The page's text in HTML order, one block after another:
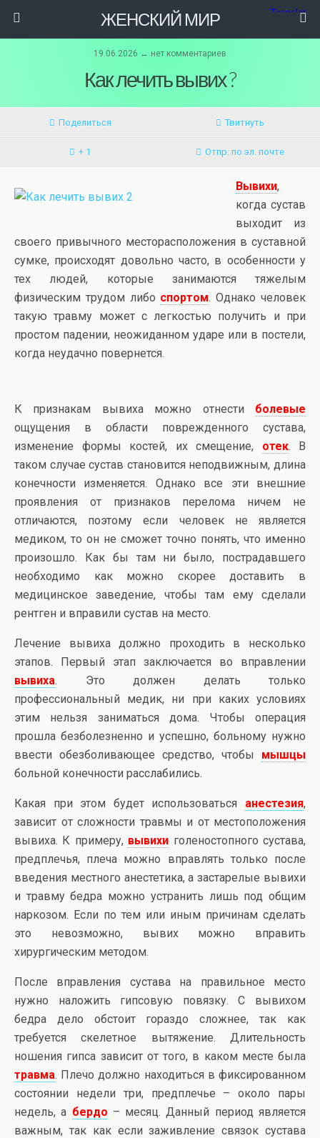
ЖЕНСКИЙ МИР
19.06.2026 ↔ нет комментариев
Как лечить вывих ?
Поделиться Твитнуть
+ 1 Отпр. по эл. почте
Вывихи,
когда сустав
выходит из
своего привычного месторасположения в суставной
сумке, происходят довольно часто, в особенности у
тех людей, которые занимаются тяжелым
физическим трудом либо спортом. Однако человек
такую травму может с легкостью получить и при
простом падении, неожиданном ударе или в постели,
когда неудачно повернется.
К признакам вывиха можно отнести болевые
ощущения в области поврежденного сустава,
изменение формы костей, их смещение, отек. В
таком случае сустав становится неподвижным, длина
конечности изменяется. Однако все эти внешние
проявления от признаков перелома ничем не
отличаются, поэтому если человек не является
медиком, то он не сможет точно понять, что именно
произошло. Как бы там ни было, пострадавшего
необходимо как можно скорее доставить в
медицинское заведение, чтобы там ему сделали
рентген и вправили сустав на место.
Лечение вывиха должно проходить в несколько
этапов. Первый этап заключается во вправлении
вывиха. Это должен делать только
профессиональный медик, ни при каких условиях
этим нельзя заниматься дома. Чтобы операция
прошла безболезненно и успешно, больному нужно
ввести обезболивающее средство, чтобы мышцы
больной конечности расслабились.
Какая при этом будет использоваться анестезия,
зависит от сложности травмы и от местоположения
вывиха. К примеру, вывихи голеностопного сустава,
предплечья, плеча можно вправлять только после
введения местного анестетика, а застарелые вывихи
и травму бедра можно устранить лишь под общим
наркозом. Если по тем или иным причинам сделать
это невозможно, вывих можно вправить
хирургическим методом.
После вправления сустава на правильное место
нужно наложить гипсовую повязку. С вывихом
бедра дело обстоит гораздо сложнее, так как
требуется скелетное вытяжение. Длительность
ношения гипса зависит от того, в каком месте была
травма. Плечо должно находиться в фиксированном
состоянии недели три, предплечье – около пары
недель, а бердо – месяц. Данный период является
важным, так как если заживление связок сустава